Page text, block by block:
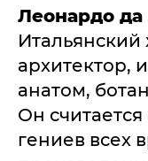
Леонардо
Итальянский
архитектор,
анатом,
Он
гениев всех